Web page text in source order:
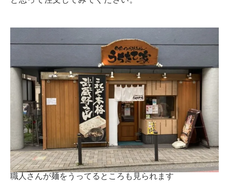
職人さんが麺をうってるところも見られます